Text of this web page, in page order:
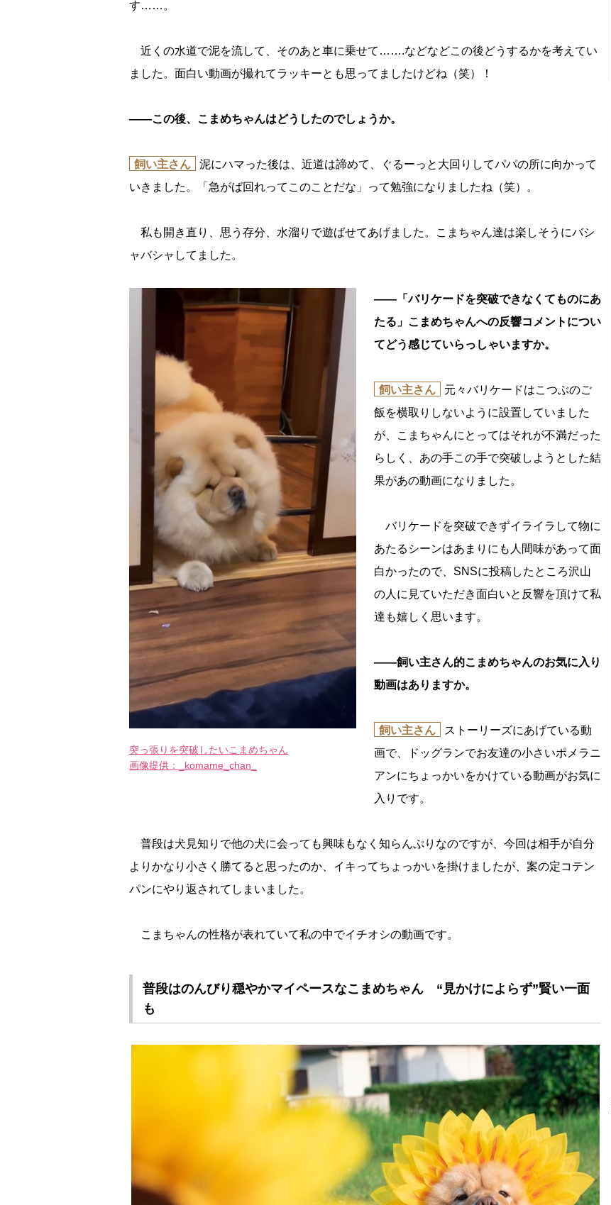
す……。
近くの水道で泥を流して、そのあと車に乗せて…….などなどこの後どうするかを考えてい
ました。面白い動画が撮れてラッキーとも思ってましたけどね（笑）！
――この後、こまめちゃんはどうしたのでしょうか。
飼い主さん
泥にハマった後は、近道は諦めて、ぐるーっと大回りしてパパの所に向かって
いきました。「急がば回れってこのことだな」って勉強になりましたね（笑）。
私も開き直り、思う存分、水溜りで遊ばせてあげました。こまちゃん達は楽しそうにバシ
ャバシャしてました。
突っ張りを突破したいこまめちゃん
画像提供：_komame_chan_
――「バリケードを突破できなくてものにあ
たる」こまめちゃんへの反響コメントについ
てどう感じていらっしゃいますか。
飼い主さん
元々バリケードはこつぶのご
飯を横取りしないように設置していました
が、こまちゃんにとってはそれが不満だった
らしく、あの手この手で突破しようとした結
果があの動画になりました。
バリケードを突破できずイライラして物に
あたるシーンはあまりにも人間味があって面
白かったので、SNSに投稿したところ沢山
の人に見ていただき面白いと反響を頂けて私
達も嬉しく思います。
――飼い主さん的こまめちゃんのお気に入り
動画はありますか。
飼い主さん
ストーリーズにあげている動
画で、ドッグランでお友達の小さいポメラニ
アンにちょっかいをかけている動画がお気に
入りです。
普段は犬見知りで他の犬に会っても興味もなく知らんぷりなのですが、今回は相手が自分
よりかなり小さく勝てると思ったのか、イキってちょっかいを掛けましたが、案の定コテン
パンにやり返されてしまいました。
こまちゃんの性格が表れていて私の中でイチオシの動画です。
普段はのんびり穏やかマイペースなこまめちゃん “見かけによらず”賢い一面
も